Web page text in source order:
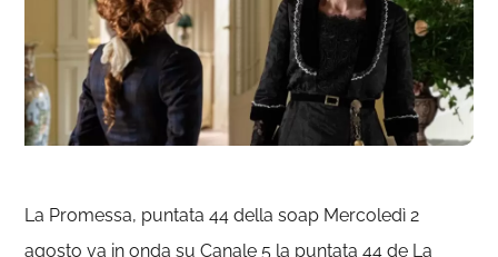
La Promessa, puntata 44 della soap Mercoledì 2
agosto va in onda su Canale 5 la puntata 44 de La